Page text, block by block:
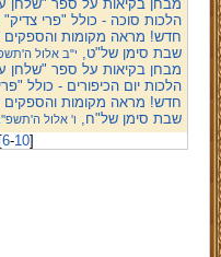
מבחן בקיאות על ספר "שלחן
הלכות סוכה - כולל "פרי
חדש! מראה מקומות והספקים
שבת סימן של"ט, י"ב אלול
מבחן בקיאות על ספר "שלחן
הלכות יום הכיפורים - כולל
חדש! מראה מקומות והספקים
שבת סימן של"ח, ו' אלול
[6-10]